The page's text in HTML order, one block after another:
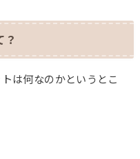
？
は何なのかというとこ